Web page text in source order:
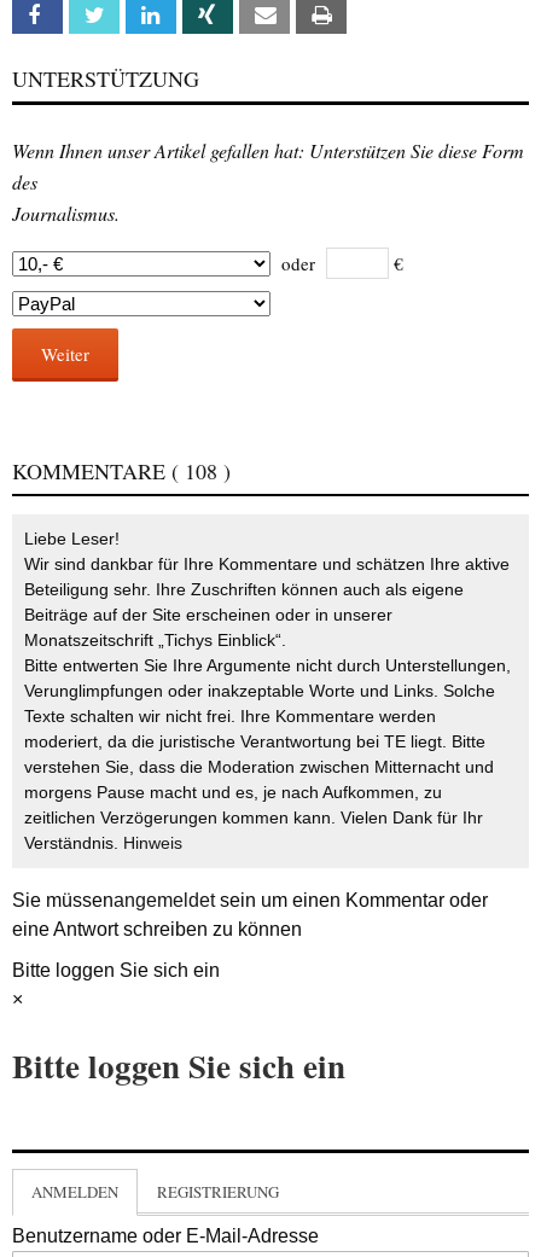
Facebook Twitter Linkedin Xing Email
UNTERSTÜTZUNG
Wenn Ihnen unser Artikel gefallen hat: Unterstützen Sie diese Form
des
Journalismus.
oder €
Weiter
KOMMENTARE ( 108 )
Liebe Leser!
Wir sind dankbar für Ihre Kommentare und schätzen Ihre aktive
Beteiligung sehr. Ihre Zuschriften können auch als eigene
Beiträge auf der Site erscheinen oder in unserer
Monatszeitschrift „Tichys Einblick“.
Bitte entwerten Sie Ihre Argumente nicht durch Unterstellungen,
Verunglimpfungen oder inakzeptable Worte und Links. Solche
Texte schalten wir nicht frei. Ihre Kommentare werden
moderiert, da die juristische Verantwortung bei TE liegt. Bitte
verstehen Sie, dass die Moderation zwischen Mitternacht und
morgens Pause macht und es, je nach Aufkommen, zu
zeitlichen Verzögerungen kommen kann. Vielen Dank für Ihr
Verständnis. Hinweis
Sie müssenangemeldetsein um einen Kommentar oder
eine Antwort schreiben zu können
Bitte loggen Sie sich ein
×
Bitte loggen Sie sich ein
ANMELDEN REGISTRIERUNG
Benutzername oder E-Mail-Adresse